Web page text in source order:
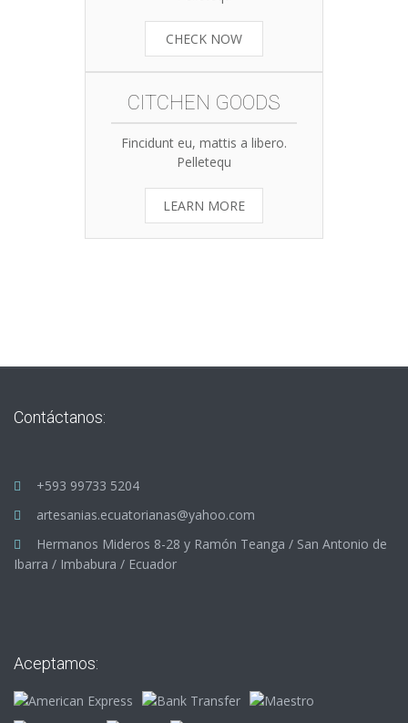
CHECK NOW
CITCHEN GOODS
Fincidunt eu, mattis a libero.
Pelletequ
LEARN MORE
Contáctanos:
+593 99733 5204
artesanias.ecuatorianas@yahoo.com
Hermanos Mideros 8-28 y Ramón Teanga / San Antonio de
Ibarra / Imbabura / Ecuador
Aceptamos: